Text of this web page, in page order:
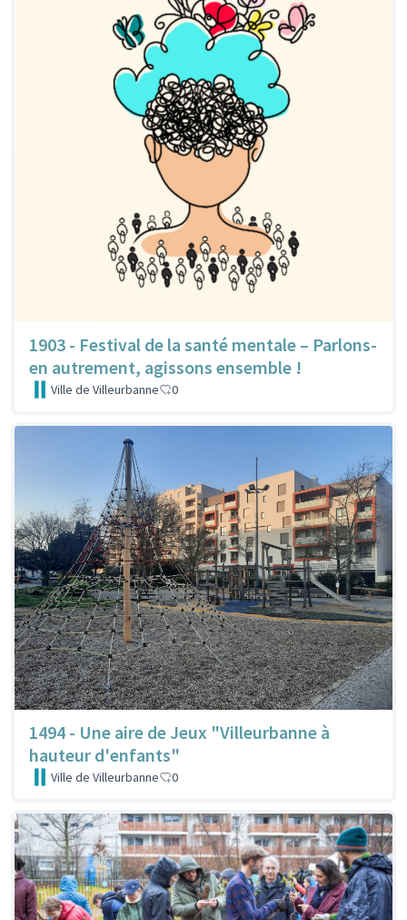
1903 - Festival de la santé mentale – Parlons-
en autrement, agissons ensemble !
Ville de Villeurbanne 0
1494 - Une aire de Jeux "Villeurbanne à
hauteur d'enfants"
Ville de Villeurbanne 0